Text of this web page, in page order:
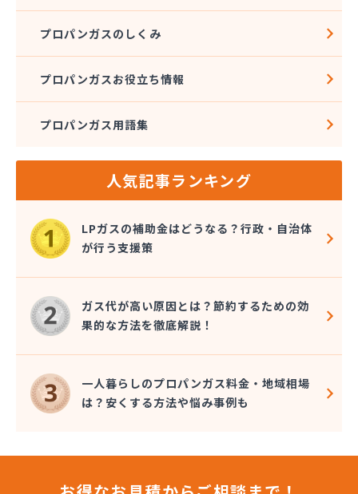
プロパンガスのしくみ
プロパンガスお役立ち情報
プロパンガス用語集
人気記事ランキング
LPガスの補助金はどうなる？行政・自治体
が行う支援策
ガス代が高い原因とは？節約するための効
果的な方法を徹底解説！
一人暮らしのプロパンガス料金・地域相場
は？安くする方法や悩み事例も